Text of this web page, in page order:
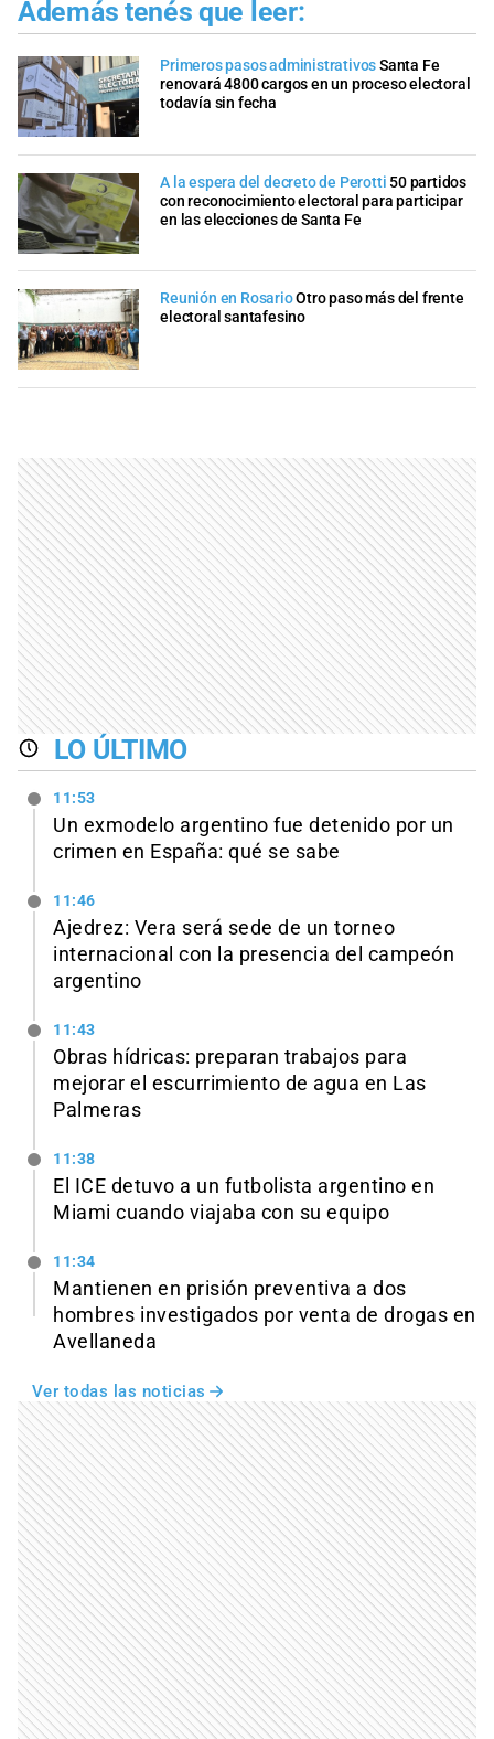
Además tenés que leer:
Primeros pasos administrativosSanta Fe
renovará 4800 cargos en un proceso electoral
todavía sin fecha
A la espera del decreto de Perotti 50 partidos
con reconocimiento electoral para participar
en las elecciones de Santa Fe
Reunión en RosarioOtro paso más del frente
electoral santafesino
LO ÚLTIMO
11:53
Un exmodelo argentino fue detenido por un
crimen en España: qué se sabe
11:46
Ajedrez: Vera será sede de un torneo
internacional con la presencia del campeón
argentino
11:43
Obras hídricas: preparan trabajos para
mejorar el escurrimiento de agua en Las
Palmeras
11:38
El ICE detuvo a un futbolista argentino en
Miami cuando viajaba con su equipo
11:34
Mantienen en prisión preventiva a dos
hombres investigados por venta de drogas en
Avellaneda
Ver todas las noticias